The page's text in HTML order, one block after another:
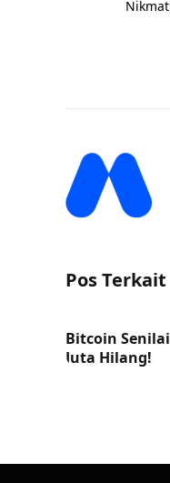
Pos Terkait
Bitcoin
Juta Hilang!